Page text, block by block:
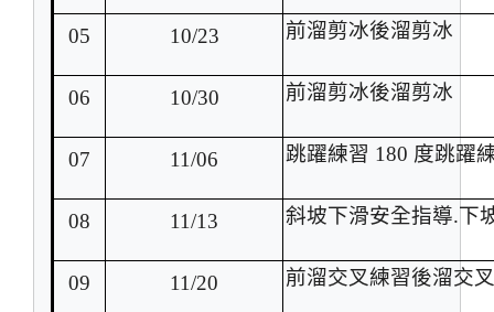
05 10/23 前溜剪冰後溜剪冰
06 10/30 前溜剪冰後溜剪冰
07 11/06 跳躍練習 180 度跳躍
08 11/13 斜坡下滑安全指導.下
09 11/20 前溜交叉練習後溜交